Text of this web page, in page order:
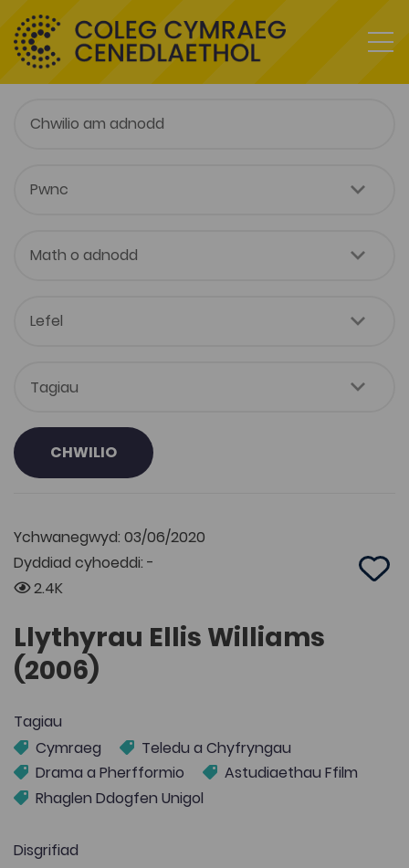
CHWILIO
Ychwanegwyd: 03/06/2020
Dyddiad cyhoeddi: -
2.4K
Add
Llythyrau Ellis Williams
(2006)
Tagiau
Cymraeg
Teledu a Chyfryngau
Drama a Pherfformio
Astudiaethau Ffilm
Rhaglen Ddogfen Unigol
Disgrifiad